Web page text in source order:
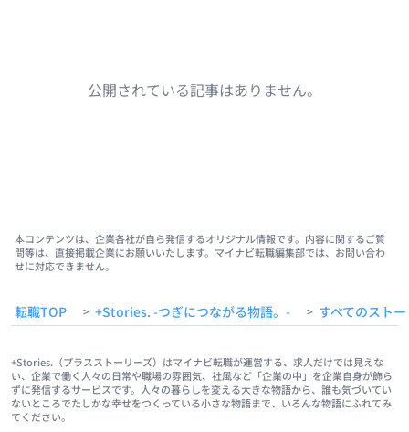
公開されている記事はありません。
本コンテンツは、企業各社が自ら発信するオリジナル情報です。内容に関するご質
問等は、直接掲載企業にお願いいたします。マイナビ転職編集部では、お問い合わ
せに対応できません。
転職TOP > +Stories. -つぎにつながる物語。- > すべてのスト
+Stories.（プラスストーリーズ）はマイナビ転職が運営する、求人だけでは見えな
い、企業で働く人々の日常や職場の雰囲気、社風など「企業の中」を企業自身が飾ら
ずに発信するサービスです。人々の暮らしを変える大きな物語から、誰も気づいてい
ないところでたしかな幸せをつくっている小さな物語まで、いろんな物語にふれてみ
てください。